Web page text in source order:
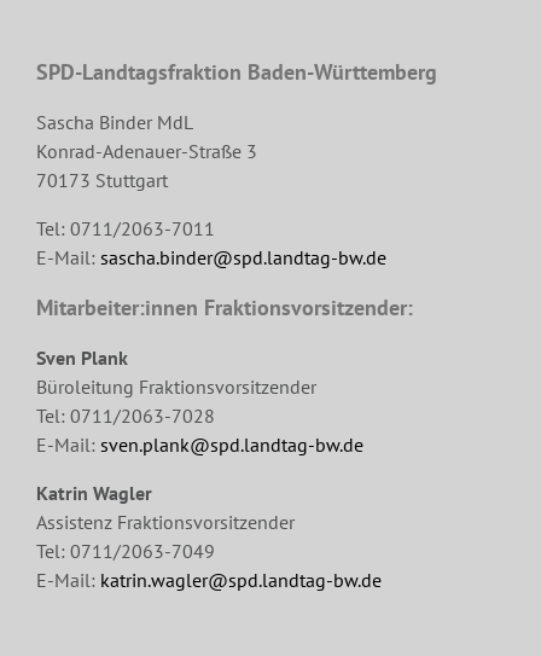
SPD-Landtagsfraktion Baden-Württemberg
Sascha Binder MdL
Konrad-Adenauer-Straße 3
70173 Stuttgart
Tel: 0711/2063-7011
E-Mail: sascha.binder@spd.landtag-bw.de
Mitarbeiter:innen Fraktionsvorsitzender:
Sven Plank
Büroleitung Fraktionsvorsitzender
Tel: 0711/2063-7028
E-Mail: sven.plank@spd.landtag-bw.de
Katrin Wagler
Assistenz Fraktionsvorsitzender
Tel: 0711/2063-7049
E-Mail: katrin.wagler@spd.landtag-bw.de